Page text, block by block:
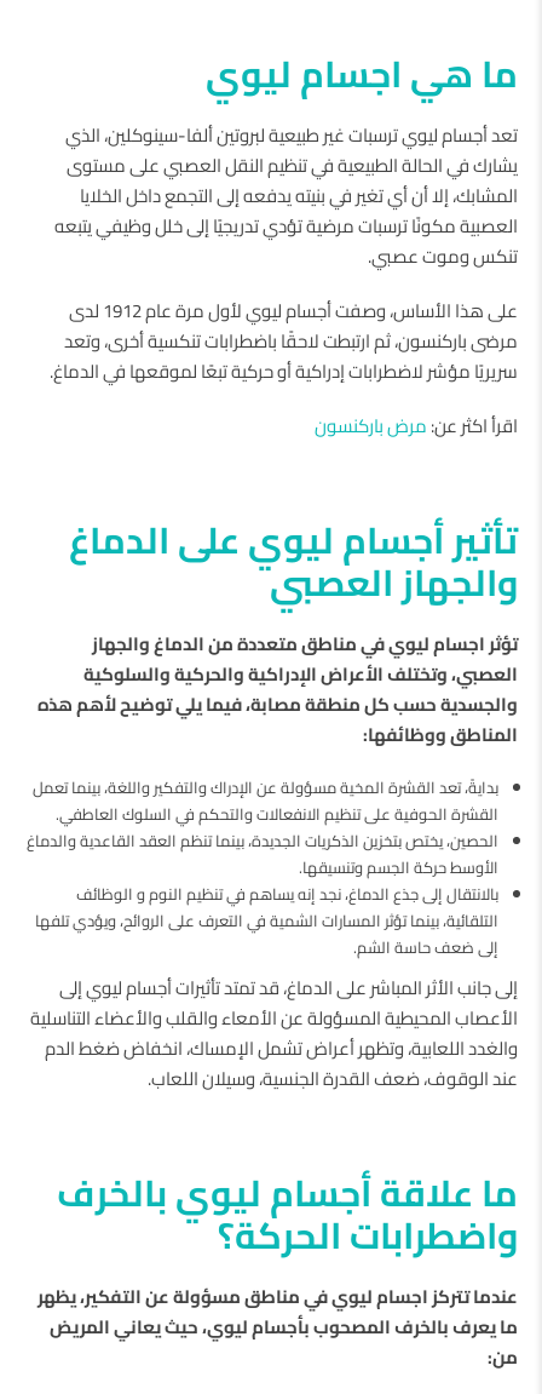
ما هي اجسام ليوي
تعد أجسام ليوي ترسبات غير طبيعية لبروتين ألفا-سينوكلين، الذي
يشارك في الحالة الطبيعية في تنظيم النقل العصبي على مستوى
المشابك، إلا أن أي تغير في بنيته يدفعه إلى التجمع داخل الخلايا
العصبية مكونًا ترسبات مرضية تؤدي تدريجيًا إلى خلل وظيفي يتبعه
تنكس وموت عصبي.
على هذا الأساس، وصفت أجسام ليوي لأول مرة عام 1912 لدى
مرضى باركنسون، ثم ارتبطت لاحقًا باضطرابات تنكسية أخرى، وتعد
سريريًا مؤشر لاضطرابات إدراكية أو حركية تبعًا لموقعها في الدماغ.
اقرأ اكثر عن:مرض باركنسون
تأثير أجسام ليوي على الدماغ
والجهاز العصبي
تؤثر اجسام ليوي في مناطق متعددة من الدماغ والجهاز
العصبي، وتختلف الأعراض الإدراكية والحركية والسلوكية
والجسدية حسب كل منطقة مصابة، فيما يلي توضيح لأهم هذه
المناطق ووظائفها:
بدايةً، تعد القشرة المخية مسؤولة عن الإدراك والتفكير واللغة، بينما تعمل
القشرة الحوفية على تنظيم الانفعالات والتحكم في السلوك العاطفي.
الحصين، يختص بتخزين الذكريات الجديدة، بينما تنظم العقد القاعدية والدماغ
الأوسط حركة الجسم وتنسيقها.
بالانتقال إلى جذع الدماغ، نجد إنه يساهم في تنظيم النوم و الوظائف
التلقائية، بينما تؤثر المسارات الشمية في التعرف على الروائح، ويؤدي تلفها
إلى ضعف حاسة الشم.
إلى جانب الأثر المباشر على الدماغ، قد تمتد تأثيرات أجسام ليوي إلى
الأعصاب المحيطية المسؤولة عن الأمعاء والقلب والأعضاء التناسلية
والغدد اللعابية، وتظهر أعراض تشمل الإمساك، انخفاض ضغط الدم
عند الوقوف، ضعف القدرة الجنسية، وسيلان اللعاب.
ما علاقة أجسام ليوي بالخرف
واضطرابات الحركة؟
عندما تتركز اجسام ليوي في مناطق مسؤولة عن التفكير، يظهر
ما يعرف بالخرف المصحوب بأجسام ليوي، حيث يعاني المريض
من: